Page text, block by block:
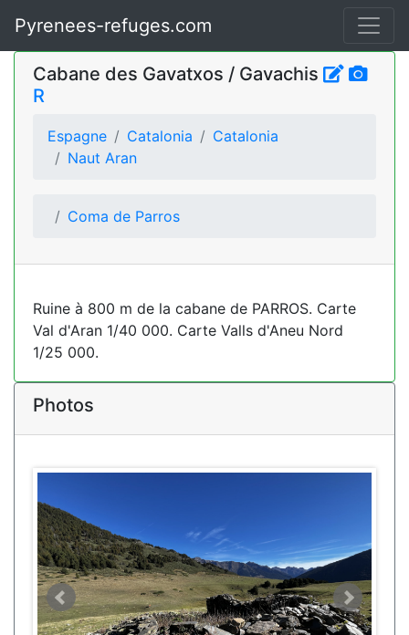
Pyrenees-refuges.com
Cabane des Gavatxos / Gavachis
R
Espagne Catalonia
Catalonia
Naut Aran
Coma de Parros
Ruine à 800 m de la cabane de PARROS. Carte
Val d'Aran 1/40 000. Carte Valls d'Aneu Nord
1/25 000.
Photos